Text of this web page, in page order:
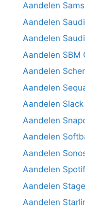
Aandelen
Aandelen
Aandelen
Aandelen SBM
Aandelen
Aandelen
Aandelen
Aandelen
Aandelen
Aandelen
Aandelen
Aandelen
Aandelen